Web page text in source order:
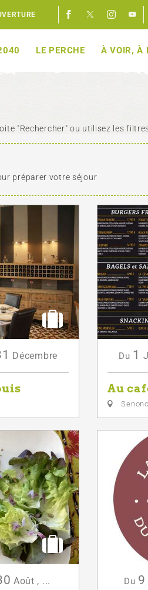
LE PERCHE À VOIR, À
"Rechercher" ou utilisez les
préparer votre séjour
Décembre Du 1
Au
Août , ... Du 9